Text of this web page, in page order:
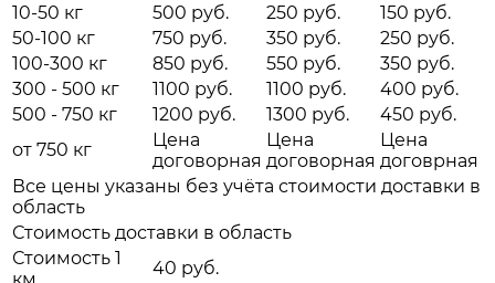
10-50 кг
500 руб. 250 руб.
150 руб.
50-100 кг
750 руб. 350 руб.
250 руб.
100-300 кг
850 руб. 550 руб.
350 руб.
300 - 500 кг
1100 руб. 1100 руб.
400 руб.
500 - 750 кг
1200 руб. 1300 руб.
450 руб.
от 750 кг
Цена
договорная
Цена
договорная
Цена
договрная
Все цены указаны без учёта стоимости доставки в
область
Стоимость доставки в область
Стоимость 1
40 руб.